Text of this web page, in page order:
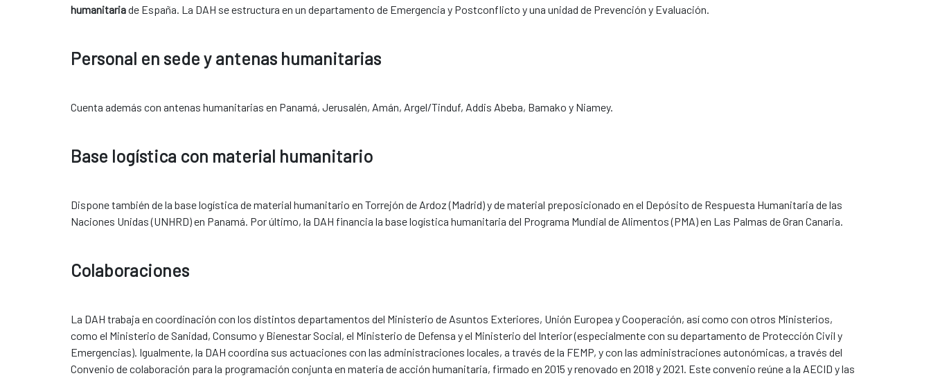
humanitariade España. La DAH se estructura en un departamento de Emergencia y Postconflicto y una unidad de Prevención y Evaluación.
Personal en sede y antenas humanitarias
Cuenta además con antenas humanitarias en Panamá, Jerusalén, Amán, Argel/Tinduf, Addis Abeba, Bamako y Niamey.
Base logística con material humanitario
Dispone también de la base logística de material humanitario en Torrejón de Ardoz (Madrid) y de material preposicionado en el Depósito de Respuesta Humanitaria de las
Naciones Unidas (UNHRD) en Panamá. Por último, la DAH financia la base logística humanitaria del Programa Mundial de Alimentos (PMA) en Las Palmas de Gran Canaria. ​​​​​​​
Colaboraciones
La DAH trabaja en coordinación con los distintos departamentos del Ministerio de Asuntos Exteriores, Unión Europea y Cooperación, así como con otros Ministerios,
como el Ministerio de Sanidad, Consumo y Bienestar Social, el Ministerio de Defensa y el Ministerio del Interior (especialmente con su departamento de Protección Civil y
Emergencias). Igualmente, la DAH coordina sus actuaciones con las administraciones locales, a través de la FEMP, y con las administraciones autonómicas, a través del
Convenio de colaboración para la programación conjunta en materia de acción humanitaria, firmado en 2015 y renovado en 2018 y 2021. Este convenio reúne a la AECID y las